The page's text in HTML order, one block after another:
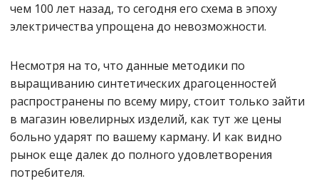
чем 100 лет назад, то сегодня его схема в эпоху
электричества упрощена до невозможности.
Несмотря на то, что данные методики по
выращиванию синтетических драгоценностей
распространены по всему миру, стоит только зайти
в магазин ювелирных изделий, как тут же цены
больно ударят по вашему карману. И как видно
рынок еще далек до полного удовлетворения
потребителя.